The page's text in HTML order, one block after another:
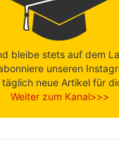
bleibe stets auf dem
unseren
täglich neue Artikel für
Weiter zum Kanal>>>